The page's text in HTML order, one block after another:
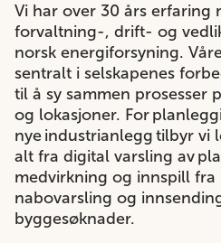
Vi har over 30 års erfaring
forvaltning-, drift- og
norsk energiforsyning.
sentralt i selskapenes
til å sy sammen prosesser
og lokasjoner. For
nye industrianlegg tilbyr vi
alt fra digital varsling av
medvirkning og innspill
nabovarsling og
byggesøknader.​